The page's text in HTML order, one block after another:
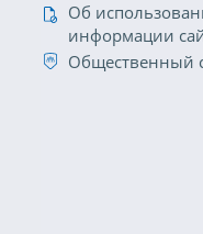
Об
информации
Общественный